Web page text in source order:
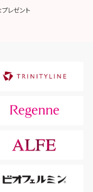
レゼント